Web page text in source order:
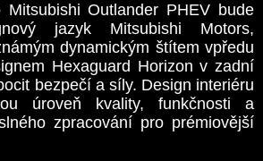
Mitsubishi Outlander PHEV bude
jazyk Mitsubishi Motors,
dynamickým štítem vpředu
Hexaguard Horizon v zadní
bezpečí a síly. Design interiéru
úroveň kvality, funkčnosti a
zpracování pro prémiovější